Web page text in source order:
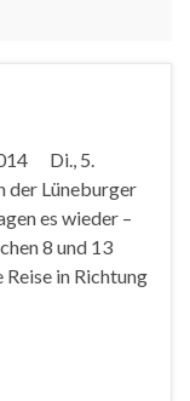
Di., 5.
der Lüneburger
es wieder –
8 und 13
in Richtung